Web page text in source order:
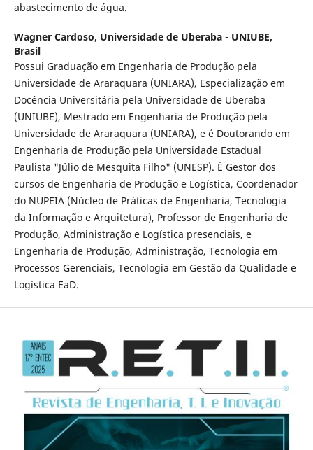
abastecimento de água.
Wagner Cardoso, Universidade de Uberaba - UNIUBE,
Brasil
Possui Graduação em Engenharia de Produção pela
Universidade de Araraquara (UNIARA), Especialização em
Docência Universitária pela Universidade de Uberaba
(UNIUBE), Mestrado em Engenharia de Produção pela
Universidade de Araraquara (UNIARA), e é Doutorando em
Engenharia de Produção pela Universidade Estadual
Paulista "Júlio de Mesquita Filho" (UNESP). É Gestor dos
cursos de Engenharia de Produção e Logística, Coordenador
do NUPEIA (Núcleo de Práticas de Engenharia, Tecnologia
da Informação e Arquitetura), Professor de Engenharia de
Produção, Administração e Logística presenciais, e
Engenharia de Produção, Administração, Tecnologia em
Processos Gerenciais, Tecnologia em Gestão da Qualidade e
Logística EaD.